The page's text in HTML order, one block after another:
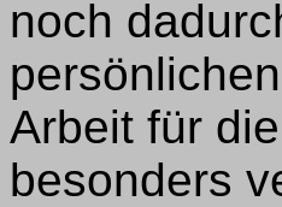
noch
Arbeit für
besonders